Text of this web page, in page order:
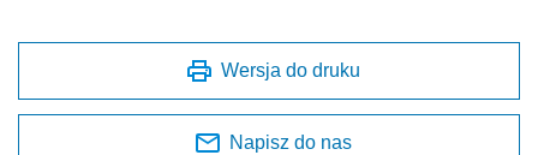
Wersja do druku
Napisz do nas